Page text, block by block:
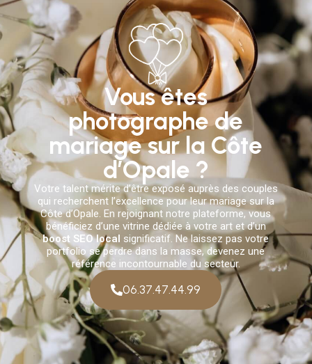
Vous êtes
photographe de
mariage sur la Côte
d’Opale ?
Votre talent mérite d’être exposé auprès des couples
qui recherchent l’excellence pour leur mariage sur la
Côte d’Opale. En rejoignant notre plateforme, vous
bénéficiez d’une vitrine dédiée à votre art et d’un
boost SEO local significatif. Ne laissez pas votre
portfolio se perdre dans la masse, devenez une
référence incontournable du secteur.
06.37.47.44.99